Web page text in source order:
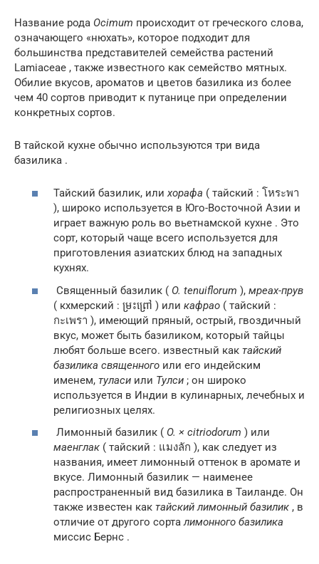
Название рода Ocimum происходит от греческого слова,
означающего «нюхать», которое подходит для
большинства представителей семейства растений
Lamiaceae , также известного как семейство мятных.
Обилие вкусов, ароматов и цветов базилика из более
чем 40 сортов приводит к путанице при определении
конкретных сортов.
В тайской кухне обычно используются три вида
базилика .
Тайский базилик, илихорафа ( тайский : โหระพา
), широко используется в Юго-Восточной Азии и
играет важную роль во вьетнамской кухне . Это
сорт, который чаще всего используется для
приготовления азиатских блюд на западных
кухнях.
Священный базилик ( O. tenuiflorum ), мреах-прув
( кхмерский : ម្រះព្រៅ ) или кафрао ( тайский :
กะเพรา ), имеющий пряный, острый, гвоздичный
вкус, может быть базиликом, который тайцы
любят больше всего. известный как тайский
базилика священного или его индейским
именем, туласи или Тулси ; он широко
используется в Индии в кулинарных, лечебных и
религиозных целях.
Лимонный базилик ( O. × citriodorum ) или
маенглак ( тайский : แมงลัก ), как следует из
названия, имеет лимонный оттенок в аромате и
вкусе. Лимонный базилик — наименее
распространенный вид базилика в Таиланде. Он
также известен как тайский лимонный базилик , в
отличие от другого сорталимонного базилика
миссис Бернс .